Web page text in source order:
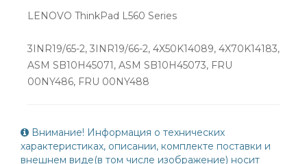
LENOVO ThinkPad L560 Series
3INR19/65-2, 3INR19/66-2, 4X50K14089, 4X70K14183,
ASM SB10H45071, ASM SB10H45073, FRU
00NY486, FRU 00NY488
Внимание! Информация о технических
характеристиках, описании, комплекте поставки и
внешнем виде(в том числе изображение) носит